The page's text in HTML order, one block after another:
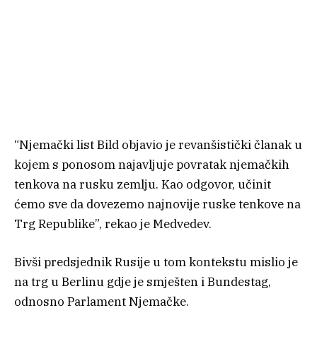
“Njemački list Bild objavio je revanšistički članak u
kojem s ponosom najavljuje povratak njemačkih
tenkova na rusku zemlju. Kao odgovor, učinit
ćemo sve da dovezemo najnovije ruske tenkove na
Trg Republike”, rekao je Medvedev.
Bivši predsjednik Rusije u tom kontekstu mislio je
na trg u Berlinu gdje je smješten i Bundestag,
odnosno Parlament Njemačke.